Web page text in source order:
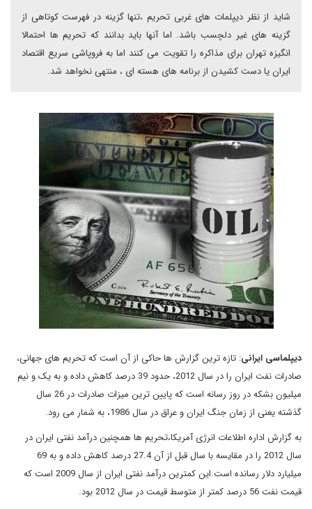
شاید از نظر دیپلمات های غربی تحریم ،تنها گزینه در فهرست کوتاهی از
گزینه های غیر دلچسب باشد. اما آنها باید بدانند که تحریم ها احتمالا
انگیزه تهران برای مذاکره را تقویت می کنند اما به فروپاشی سریع اقتصاد
ایران یا دست کشیدن از برنامه های هسته ای ، منتهی نخواهد شد.
دیپلماسی ایرانی: تازه ترین گزارش ها حاکی از آن است که تحریم های جهانی،
صادرات نفت ایران را در سال 2012، حدود 39 درصد کاهش داده و به یک و نیم
میلیون بشکه در روز رسانه است که پایین ترین میزات صادرات در 26 سال
گذشته یعنی از زمان جنگ ایران و عراق در سال 1986، به شمار می رود.
به گزارش اداره اطلاعات انرژی آمریکا،تحریم ها همچنین درآمد نفتی ایران در
سال 2012 را در مقایسه با سال قبل از آن 27.4 درصد کاهش داده و به 69
میلیارد دلار رسانده است.این کمترین درآمد نفتی ایران از سال 2009 است که
قیمت نفت 56 درصد کمتر از متوسط قیمت در سال 2012 بود.